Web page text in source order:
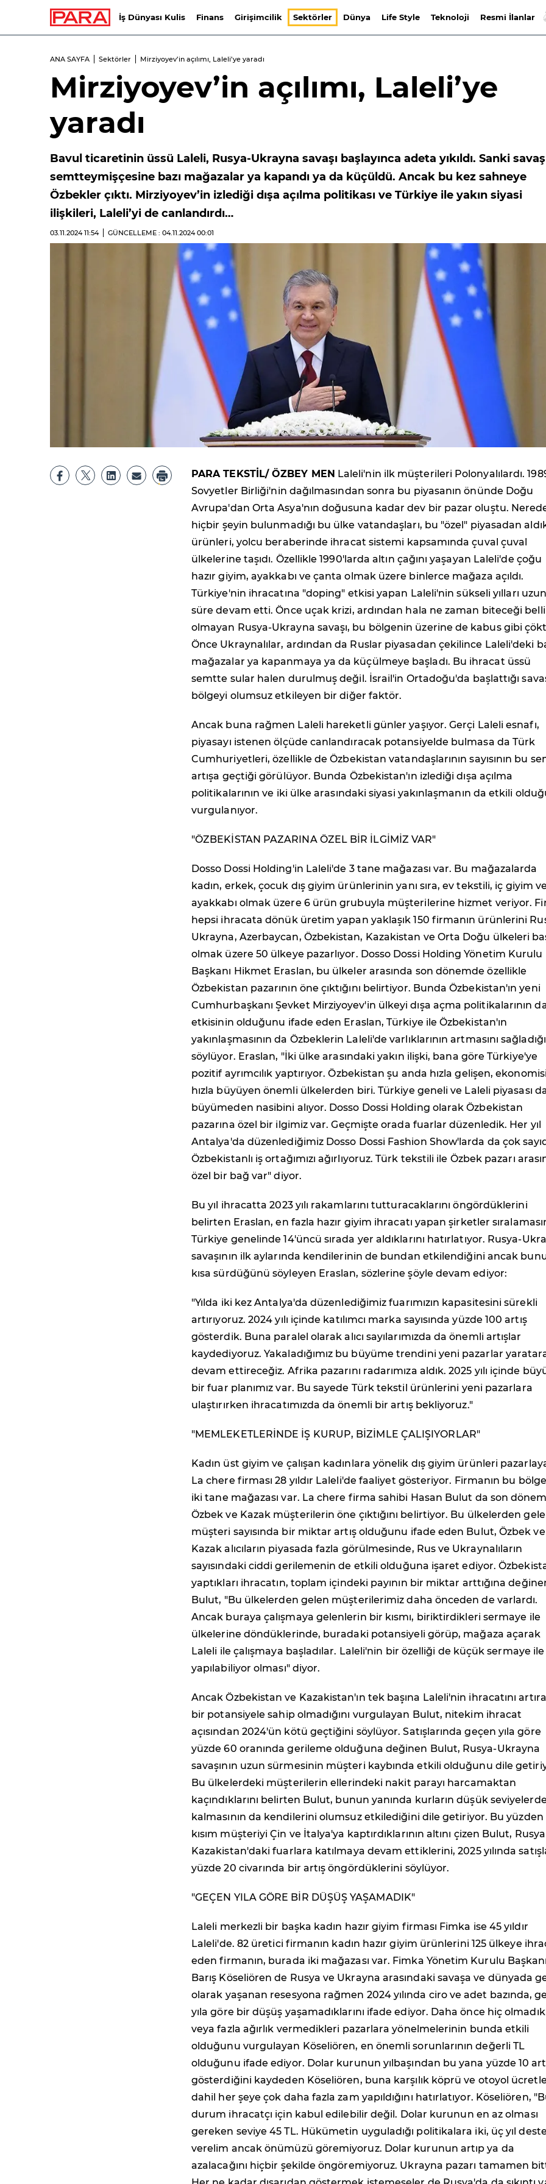
İş Dünyası Kulis Finans Girişimcilik Sektörler Dünya Life Style Teknoloji Resmi İlanlar
ANA SAYFA Sektörler Mirziyoyev’in açılımı, Laleli’ye yaradı
Mirziyoyev’in açılımı, Laleli’ye
yaradı
Bavul ticaretinin üssü Laleli, Rusya-Ukrayna savaşı başlayınca adeta yıkıldı. Sanki
semtteymişçesine bazı mağazalar ya kapandı ya da küçüldü. Ancak bu kez sahneye
Özbekler çıktı. Mirziyoyev’in izlediği dışa açılma politikası ve Türkiye ile yakın siyasi
ilişkileri, Laleli’yi de canlandırdı…
03.11.202411:54 GÜNCELLEME : 04.11.202400:01
PARA TEKSTİL/ ÖZBEY MEN Laleli'nin ilk müşterileri Polonyalılardı.
Sovyetler Birliği'nin dağılmasından sonra bu piyasanın önünde Doğu
Avrupa'dan Orta Asya'nın doğusuna kadar dev bir pazar oluştu.
hiçbir şeyin bulunmadığı bu ülke vatandaşları, bu "özel" piyasadan
ürünleri, yolcu beraberinde ihracat sistemi kapsamında çuval çuval
ülkelerine taşıdı. Özellikle 1990'larda altın çağını yaşayan Laleli'de çoğu
hazır giyim, ayakkabı ve çanta olmak üzere binlerce mağaza açıldı.
Türkiye'nin ihracatına "doping" etkisi yapan Laleli'nin sükseli yılları uzun
süre devam etti. Önce uçak krizi, ardından hala ne zaman biteceği belli
olmayan Rusya-Ukrayna savaşı, bu bölgenin üzerine de kabus gibi
Önce Ukraynalılar, ardından da Ruslar piyasadan çekilince Laleli'deki
mağazalar ya kapanmaya ya da küçülmeye başladı. Bu ihracat üssü
semtte sular halen durulmuş değil. İsrail'in Ortadoğu'da başlattığı
bölgeyi olumsuz etkileyen bir diğer faktör.
Ancak buna rağmen Laleli hareketli günler yaşıyor. Gerçi Laleli esnafı,
piyasayı istenen ölçüde canlandıracak potansiyelde bulmasa da Türk
Cumhuriyetleri, özellikle de Özbekistan vatandaşlarının sayısının bu
artışa geçtiği görülüyor. Bunda Özbekistan'ın izlediği dışa açılma
politikalarının ve iki ülke arasındaki siyasi yakınlaşmanın da etkili
vurgulanıyor.
"ÖZBEKİSTAN PAZARINA ÖZEL BİR İLGİMİZ VAR"
Dosso Dossi Holding'in Laleli'de 3 tane mağazası var. Bu mağazalarda
kadın, erkek, çocuk dış giyim ürünlerinin yanı sıra, ev tekstili, iç giyim ve
ayakkabı olmak üzere 6 ürün grubuyla müşterilerine hizmet veriyor.
hepsi ihracata dönük üretim yapan yaklaşık 150 firmanın ürünlerini
Ukrayna, Azerbaycan, Özbekistan, Kazakistan ve Orta Doğu ülkeleri
olmak üzere 50 ülkeye pazarlıyor. Dosso Dossi Holding Yönetim Kurulu
Başkanı Hikmet Eraslan, bu ülkeler arasında son dönemde özellikle
Özbekistan pazarının öne çıktığını belirtiyor. Bunda Özbekistan'ın yeni
Cumhurbaşkanı Şevket Mirziyoyev'in ülkeyi dışa açma politikalarının
etkisinin olduğunu ifade eden Eraslan, Türkiye ile Özbekistan'ın
yakınlaşmasının da Özbeklerin Laleli'de varlıklarının artmasını
söylüyor. Eraslan, "İki ülke arasındaki yakın ilişki, bana göre Türkiye'ye
pozitif ayrımcılık yaptırıyor. Özbekistan şu anda hızla gelişen, ekonomisi
hızla büyüyen önemli ülkelerden biri. Türkiye geneli ve Laleli piyasası
büyümeden nasibini alıyor. Dosso Dossi Holding olarak Özbekistan
pazarına özel bir ilgimiz var. Geçmişte orada fuarlar düzenledik. Her yıl
Antalya'da düzenlediğimiz Dosso Dossi Fashion Show'larda da çok
Özbekistanlı iş ortağımızı ağırlıyoruz. Türk tekstili ile Özbek pazarı
özel bir bağ var" diyor.
Bu yıl ihracatta 2023 yılı rakamlarını tutturacaklarını öngördüklerini
belirten Eraslan, en fazla hazır giyim ihracatı yapan şirketler
Türkiye genelinde 14'üncü sırada yer aldıklarını hatırlatıyor. Rusya-
savaşının ilk aylarında kendilerinin de bundan etkilendiğini ancak
kısa sürdüğünü söyleyen Eraslan, sözlerine şöyle devam ediyor:
"Yılda iki kez Antalya'da düzenlediğimiz fuarımızın kapasitesini sürekli
artırıyoruz. 2024 yılı içinde katılımcı marka sayısında yüzde 100 artış
gösterdik. Buna paralel olarak alıcı sayılarımızda da önemli artışlar
kaydediyoruz. Yakaladığımız bu büyüme trendini yeni pazarlar
devam ettireceğiz. Afrika pazarını radarımıza aldık. 2025 yılı içinde
bir fuar planımız var. Bu sayede Türk tekstil ürünlerini yeni pazarlara
ulaştırırken ihracatımızda da önemli bir artış bekliyoruz."
"MEMLEKETLERİNDE İŞ KURUP, BİZİMLE ÇALIŞIYORLAR"
Kadın üst giyim ve çalışan kadınlara yönelik dış giyim ürünleri
La chere firması 28 yıldır Laleli'de faaliyet gösteriyor. Firmanın bu
iki tane mağazası var. La chere firma sahibi Hasan Bulut da son
Özbek ve Kazak müşterilerin öne çıktığını belirtiyor. Bu ülkelerden
müşteri sayısında bir miktar artış olduğunu ifade eden Bulut, Özbek ve
Kazak alıcıların piyasada fazla görülmesinde, Rus ve Ukraynalıların
sayısındaki ciddi gerilemenin de etkili olduğuna işaret ediyor.
yaptıkları ihracatın, toplam içindeki payının bir miktar arttığına
Bulut, "Bu ülkelerden gelen müşterilerimiz daha önceden de varlardı.
Ancak buraya çalışmaya gelenlerin bir kısmı, biriktirdikleri sermaye ile
ülkelerine döndüklerinde, buradaki potansiyeli görüp, mağaza açarak
Laleli ile çalışmaya başladılar. Laleli'nin bir özelliği de küçük sermaye ile
yapılabiliyor olması" diyor.
Ancak Özbekistan ve Kazakistan'ın tek başına Laleli'nin ihracatını
bir potansiyele sahip olmadığını vurgulayan Bulut, nitekim ihracat
açısından 2024'ün kötü geçtiğini söylüyor. Satışlarında geçen yıla göre
yüzde 60 oranında gerileme olduğuna değinen Bulut, Rusya-Ukrayna
savaşının uzun sürmesinin müşteri kaybında etkili olduğunu dile
Bu ülkelerdeki müşterilerin ellerindeki nakit parayı harcamaktan
kaçındıklarını belirten Bulut, bunun yanında kurların düşük seviyelerde
kalmasının da kendilerini olumsuz etkilediğini dile getiriyor. Bu yüzden
kısım müşteriyi Çin ve İtalya'ya kaptırdıklarının altını çizen Bulut,
Kazakistan'daki fuarlara katılmaya devam ettiklerini, 2025 yılında
yüzde 20 civarında bir artış öngördüklerini söylüyor.
"GEÇEN YILA GÖRE BİR DÜŞÜŞ YAŞAMADIK"
Laleli merkezli bir başka kadın hazır giyim firması Fimka ise 45 yıldır
Laleli'de. 82 üretici firmanın kadın hazır giyim ürünlerini 125 ülkeye
eden firmanın, burada iki mağazası var. Fimka Yönetim Kurulu Başkanı
Barış Köseliören de Rusya ve Ukrayna arasındaki savaşa ve dünyada
olarak yaşanan resesyona rağmen 2024 yılında ciro ve adet bazında,
yıla göre bir düşüş yaşamadıklarını ifade ediyor. Daha önce hiç
veya fazla ağırlık vermedikleri pazarlara yönelmelerinin bunda etkili
olduğunu vurgulayan Köseliören, en önemli sorunlarının değerli TL
olduğunu ifade ediyor. Dolar kurunun yılbaşından bu yana yüzde 10
gösterdiğini kaydeden Köseliören, buna karşılık köprü ve otoyol
dahil her şeye çok daha fazla zam yapıldığını hatırlatıyor. Köseliören,
durum ihracatçı için kabul edilebilir değil. Dolar kurunun en az olması
gereken seviye 45 TL. Hükümetin uyguladığı politikalara iki, üç yıl
verelim ancak önümüzü göremiyoruz. Dolar kurunun artıp ya da
azalacağını hiçbir şekilde öngöremiyoruz. Ukrayna pazarı tamamen